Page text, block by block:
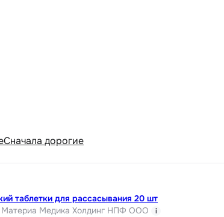
Cначала дорогие
таблетки для рассасывания 20 шт
Материа Медика Холдинг НПФ ООО i